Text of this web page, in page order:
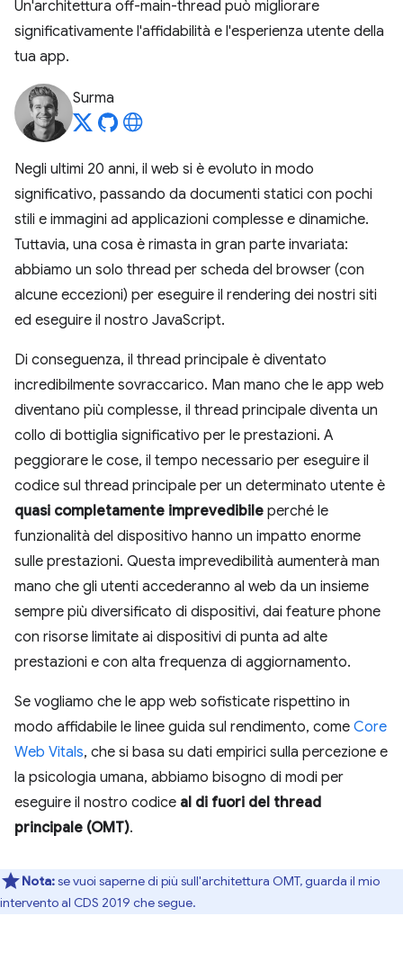
Un'architettura off-main-thread può migliorare
significativamente l'affidabilità e l'esperienza utente della
tua app.
Surma
Negli ultimi 20 anni, il web si è evoluto in modo
significativo, passando da documenti statici con pochi
stili e immagini ad applicazioni complesse e dinamiche.
Tuttavia, una cosa è rimasta in gran parte invariata:
abbiamo un solo thread per scheda del browser (con
alcune eccezioni) per eseguire il rendering dei nostri siti
ed eseguire il nostro JavaScript.
Di conseguenza, il thread principale è diventato
incredibilmente sovraccarico. Man mano che le app web
diventano più complesse, il thread principale diventa un
collo di bottiglia significativo per le prestazioni. A
peggiorare le cose, il tempo necessario per eseguire il
codice sul thread principale per un determinato utente è
quasi completamente imprevedibile perché le
funzionalità del dispositivo hanno un impatto enorme
sulle prestazioni. Questa imprevedibilità aumenterà man
mano che gli utenti accederanno al web da un insieme
sempre più diversificato di dispositivi, dai feature phone
con risorse limitate ai dispositivi di punta ad alte
prestazioni e con alta frequenza di aggiornamento.
Se vogliamo che le app web sofisticate rispettino in
modo affidabile le linee guida sul rendimento, come Core
Web Vitals, che si basa su dati empirici sulla percezione e
la psicologia umana, abbiamo bisogno di modi per
eseguire il nostro codice al di fuori del thread
principale (OMT).
Nota:se vuoi saperne di più sull'architettura OMT, guarda il mio
intervento al CDS 2019 che segue.